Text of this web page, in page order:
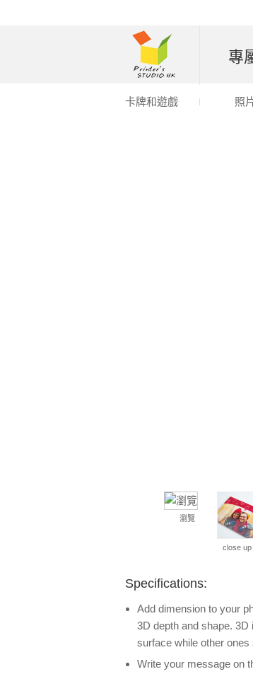
瀏覽
close up
Specifications:
Add dimension to your
3D depth and shape.
surface while other
Write your message on
專
卡牌和遊戲 照